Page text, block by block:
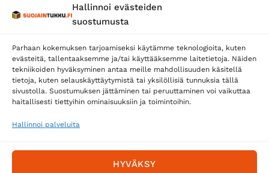
Hallinnoi evästeiden
suostumusta
Parhaan kokemuksen tarjoamiseksi käytämme teknologioita, kuten
evästeitä, tallentaaksemme ja/tai käyttääksemme laitetietoja. Näiden
tekniikoiden hyväksyminen antaa meille mahdollisuuden käsitellä
tietoja, kuten selauskäyttäytymistä tai yksilöllisiä tunnuksia tällä
sivustolla. Suostumuksen jättäminen tai peruuttaminen voi vaikuttaa
haitallisesti tiettyihin ominaisuuksiin ja toimintoihin.
Hallinnoi palveluita
HYVÄKSY
Toimitustavat
Posti
Matkahuolto